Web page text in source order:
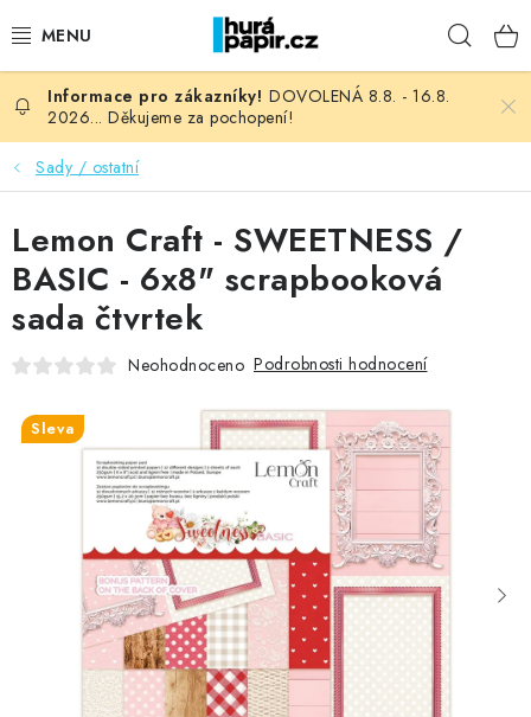
na
NOVINKY
HURÁ DÍLNA
VŠECHNO ZBOŽÍ
KNIHAŘSKÝ MATERIÁL
OBLÍBENÉ ♥️
FOTORECENZE
MOJE OBJEDNÁVKA
ZNAČKY
Kontakty Moje objednávka
Hodnocení obchodu
Obchodní podmínky
DOVOLENÁ 8.8. - 16.8.
2026... Děkujeme za pochopení!
Sady / ostatní
Lemon Craft - SWEETNESS /
BASIC - 6x8" scrapbooková
sada čtvrtek
Neohodnoceno Podrobnosti hodnocení
Sleva